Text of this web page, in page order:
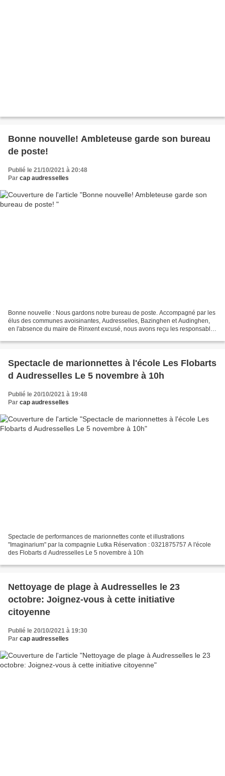
Bonne nouvelle! Ambleteuse garde son bureau
de poste!
Publié le 21/10/2021 à 20:48
Par cap audresselles
Bonne nouvelle : Nous gardons notre bureau de poste. Accompagné par les
élus des communes avoisinantes, Audresselles, Bazinghen et Audinghen,
en l'absence du maire de Rinxent excusé, nous avons reçu les responsables
Spectacle de marionnettes à l'école Les Flobarts
d Audresselles Le 5 novembre à 10h
Publié le 20/10/2021 à 19:48
Par cap audresselles
Spectacle de performances de marionnettes conte et illustrations
"Imaginarium" par la compagnie Lutka Réservation : 0321875757 A l'école
des Flobarts d Audresselles Le 5 novembre à 10h
Nettoyage de plage à Audresselles le 23
octobre: Joignez-vous à cette initiative
citoyenne
Publié le 20/10/2021 à 19:30
Par cap audresselles